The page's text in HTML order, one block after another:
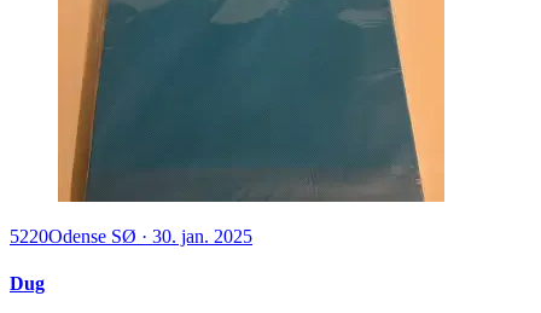
5220Odense SØ · 30. jan. 2025
Dug